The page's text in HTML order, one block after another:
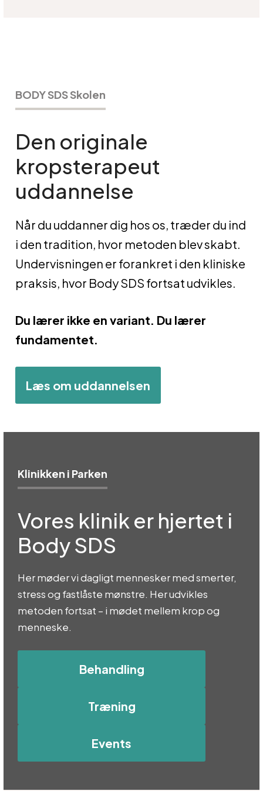
BODY SDS Skolen
Den originale
kropsterapeut
uddannelse
Når du uddanner dig hos os, træder du ind
i den tradition, hvor metoden blev skabt.
Undervisningen er forankret i den kliniske
praksis, hvor Body SDS fortsat udvikles.
Du lærer ikke en variant. Du lærer
fundamentet.
Læs om uddannelsen
Klinikken i Parken
Vores klinik er hjertet i
Body SDS
Her møder vi dagligt mennesker med smerter,
stress og fastlåste mønstre. Her udvikles
metoden fortsat – i mødet mellem krop og
menneske.
Behandling
Træning
Events